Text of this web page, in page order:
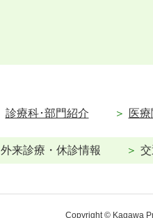
診療科･部門紹介 医
外来診療・休診情報
Copyright © Kagawa